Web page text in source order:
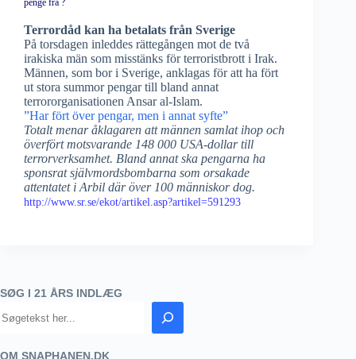
penge fra ?
Terrordåd kan ha betalats från Sverige
På torsdagen inleddes rättegången mot de två
irakiska män som misstänks för terroristbrott i Irak.
Männen, som bor i Sverige, anklagas för att ha fört
ut stora summor pengar till bland annat
terrororganisationen Ansar al-Islam.
”Har fört över pengar, men i annat syfte”
Totalt menar åklagaren att männen samlat ihop och
överfört motsvarande 148 000 USA-dollar till
terrorverksamhet. Bland annat ska pengarna ha
sponsrat självmordsbombarna som orsakade
attentatet i Arbil där över 100 människor dog.
http://www.sr.se/ekot/artikel.asp?artikel=591293
SØG I 21 ÅRS INDLÆG
OM SNAPHANEN.DK